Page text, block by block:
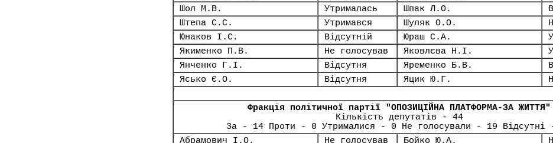
Шол М.В.
Утрималась Шпак Л.О.
Штепа С.С.
Утримався Шуляк О.О.
Юнаков І.С.
Відсутній Юраш С.А.
Якименко П.В.
Не голосував Яковлєва Н.І.
Янченко Г.І.
Відсутня Яременко Б.В.
Ясько Є.О.
Відсутня Яцик Ю.Г.
Фракція політичної партії "ОПОЗИЦІЙНА ПЛАТФОРМА-ЗА ЖИТТЯ"
Кількість депутатів - 44
За - 14 Проти - 0 Утрималися - 0 Не голосували - 19 Відсутні
Абрамович І.О.
Не голосував Бойко Ю.А.